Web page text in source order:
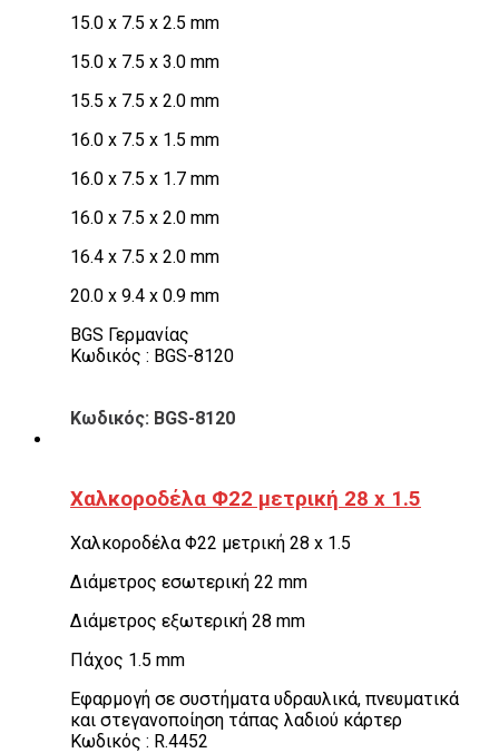
15.0 x 7.5 x 2.5 mm
15.0 x 7.5 x 3.0 mm
15.5 x 7.5 x 2.0 mm
16.0 x 7.5 x 1.5 mm
16.0 x 7.5 x 1.7 mm
16.0 x 7.5 x 2.0 mm
16.4 x 7.5 x 2.0 mm
20.0 x 9.4 x 0.9 mm
BGS Γερμανίας
Κωδικός : BGS-8120
Κωδικός: BGS-8120
Χαλκοροδέλα Φ22 μετρική 28 x 1.5
Χαλκοροδέλα Φ22 μετρική 28 x 1.5
Διάμετρος εσωτερική 22 mm
Διάμετρος εξωτερική 28 mm
Πάχος 1.5 mm
Εφαρμογή σε συστήματα υδραυλικά, πνευματικά
και στεγανοποίηση τάπας λαδιού κάρτερ
Κωδικός : R.4452